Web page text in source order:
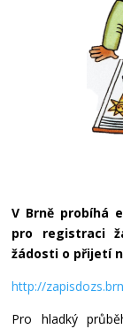
V Brně probíhá
pro registraci
žádosti o přijetí
http://
Pro hladký